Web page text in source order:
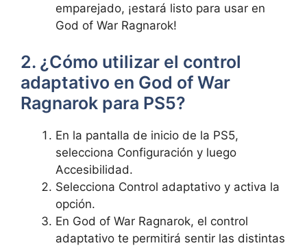
emparejado, ¡estará listo para usar en
God of War Ragnarok!
2. ¿Cómo utilizar el control
adaptativo en God of War
Ragnarok para PS5?
En la pantalla de inicio de la PS5,
selecciona Configuración y luego
Accesibilidad.
Selecciona Control adaptativo y activa la
opción.
En God of War Ragnarok, el control
adaptativo te permitirá sentir las distintas